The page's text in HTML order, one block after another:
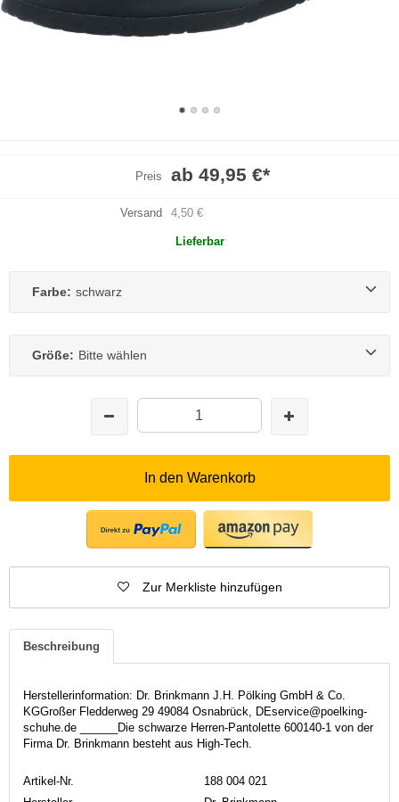
Preis ab 49,95 €*
Versand 4,50 €
Lieferbar
Farbe: schwarz
Größe: Bitte wählen
In den Warenkorb
Zur Merkliste hinzufügen
Beschreibung
Herstellerinformation: Dr. Brinkmann J.H. Pölking GmbH & Co.
KGGroßer Fledderweg 29 49084 Osnabrück, DEservice@poelking-
schuhe.de ______Die schwarze Herren-Pantolette 600140-1 von der
Firma Dr. Brinkmann besteht aus High-Tech.
Artikel-Nr.
188 004 021